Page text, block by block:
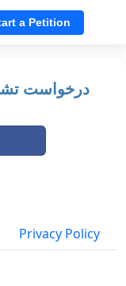
a Petition
درخواست
Privacy Policy